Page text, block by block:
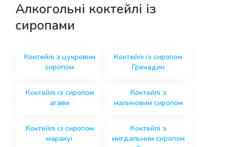
Алкогольні коктейлі із
сиропами
Коктейлі з цукровим
сиропом
Коктейлі із сиропом
Гренадин
Коктейлі із сиропом
агави
Коктейлі з
малиновим сиропом
Коктейлі із сиропом
маракуї
Коктейлі з
мигдальним сиропом